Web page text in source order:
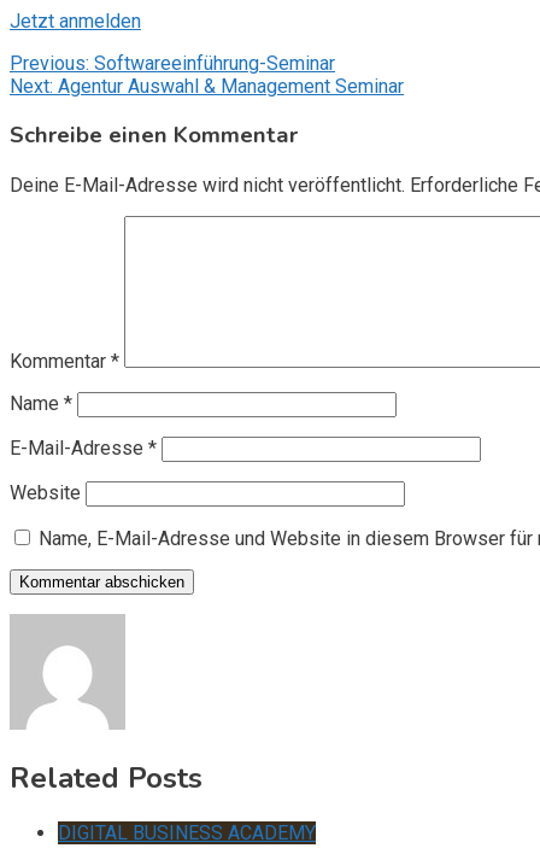
Jetzt anmelden
Beitragsnavigation
Previous: Softwareeinführung-Seminar
Next: Agentur Auswahl & Management Seminar
Schreibe einen Kommentar
Deine E-Mail-Adresse wird nicht veröffentlicht. Erforderliche
Kommentar *
Name *
E-Mail-Adresse *
Website
Name, E-Mail-Adresse und Website in diesem Browser
Related Posts
DIGITAL BUSINESS ACADEMY